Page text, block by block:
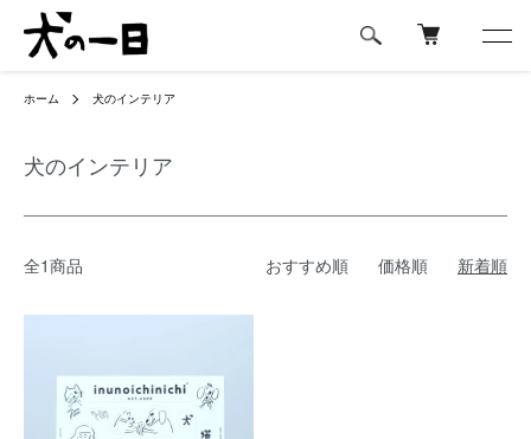
ホーム 犬のインテリア
犬のインテリア
全1商品 おすすめ順 価格順 新着順